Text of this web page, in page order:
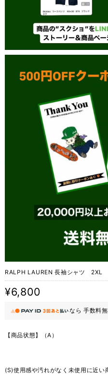
RALPH LAUREN 長袖シャツ 2XL
¥6,800
なら 手数料
【商品状態】（A）
(S)使用感や汚れがなく未使用に近い